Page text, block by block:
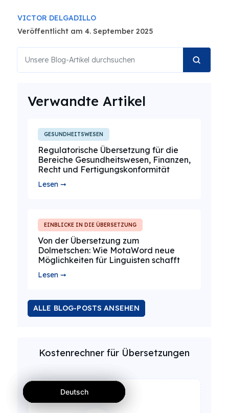
VICTOR DELGADILLO
Veröffentlicht am 4. September 2025
Verwandte Artikel
GESUNDHEITSWESEN
Regulatorische Übersetzung für die
Bereiche Gesundheitswesen, Finanzen,
Recht und Fertigungskonformität
Lesen ➞
EINBLICKE IN DIE ÜBERSETZUNG
Von der Übersetzung zum
Dolmetschen: Wie MotaWord neue
Möglichkeiten für Linguisten schafft
Lesen ➞
ALLE BLOG-POSTS ANSEHEN
Kostenrechner für Übersetzungen
Deutsch
Deutsch
Deutsch